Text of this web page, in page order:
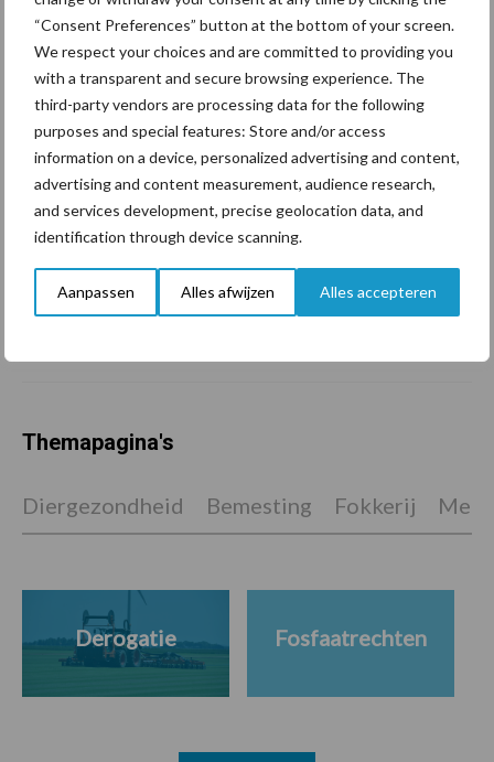
“Consent Preferences” button at the bottom of your screen.
We respect your choices and are committed to providing you
with a transparent and secure browsing experience. The
third-party vendors are processing data for the following
purposes and special features: Store and/or access
information on a device, personalized advertising and content,
advertising and content measurement, audience research,
and services development, precise geolocation data, and
identification through device scanning.
Aanpassen Alles afwijzen Alles accepteren
geopolitiek houden handel
in de greep
De speenhuid: een vaak
onderschatte risicofactor
voor mastitis
ForFarmers ziet volume en
marktaandeel groeien in
krimpende Nederlandse
Themapagina's
Diergezondheid Bemesting Fokkerij
Derogatie Fosfaatrechten